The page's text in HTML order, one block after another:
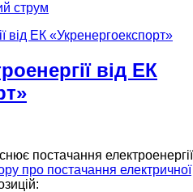
струм
від ЕК
постачання електроенергії
про постачання електричної